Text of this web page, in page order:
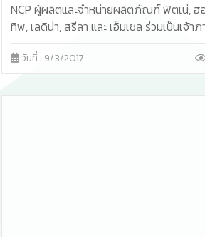
NCP ผู้ผลิตและจำหน่ายผลิตภัณฑ์ ฟิตเน่, ฮ
ทิพ, เลดิน่า, สรีลา และ เอ็มเซล ร่วมเป็นเจ้า
ราชพิธีบำเพ็ญกุศลสวดพระอภิธรรมพระบ
พระบาทสมเด็จพระปรมินทรมหาภูมิพลอดุล
วันที่ : 9/3/2017